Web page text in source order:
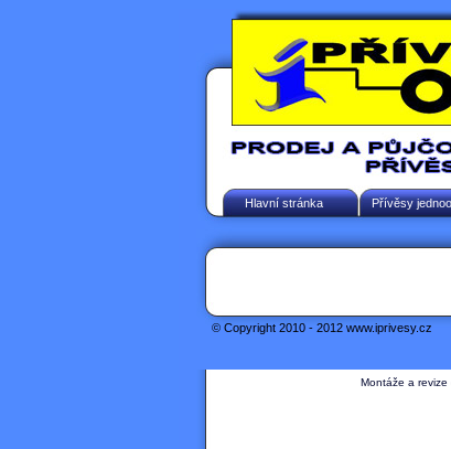
Hlavní stránka Přívěsy
© Copyright 2010 - 2012 www.iprivesy.cz
Montáže a